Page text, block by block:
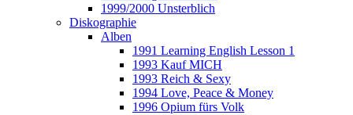
1999/2000 Unsterblich
Diskographie
Alben
1991 Learning English Lesson 1
1993 Kauf MICH
1993 Reich & Sexy
1994 Love, Peace & Money
1996 Opium fürs Volk